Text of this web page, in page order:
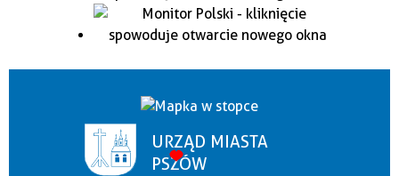
URZĄD MIASTA
PSZÓW